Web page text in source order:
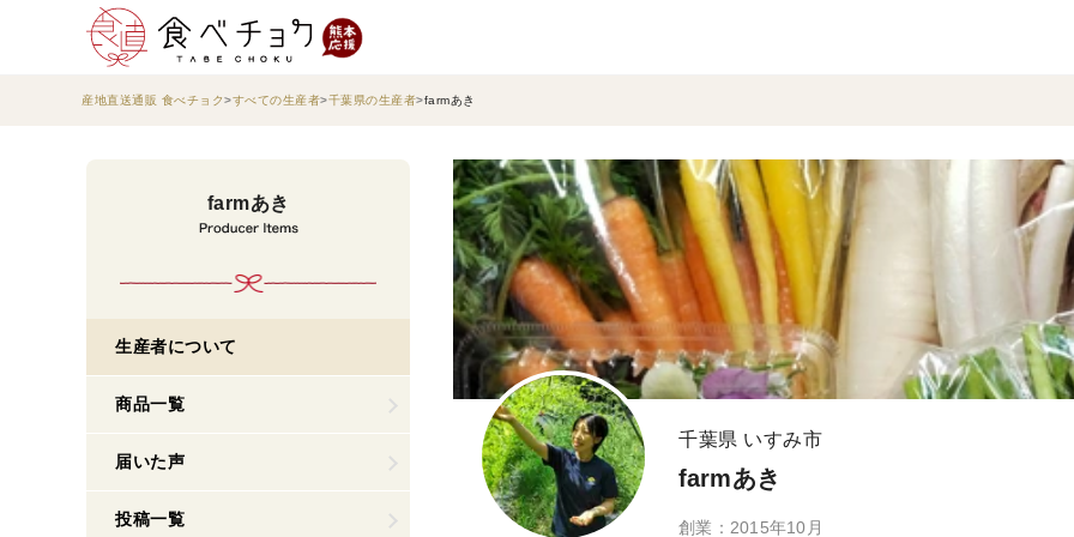
産地直送通販 食べチョク すべての生産者 千葉県の生産者 farmあき
千葉県 いすみ市
farmあき
創業：2015年10月
farmあき
生産者について
商品一覧
届いた声
投稿一覧